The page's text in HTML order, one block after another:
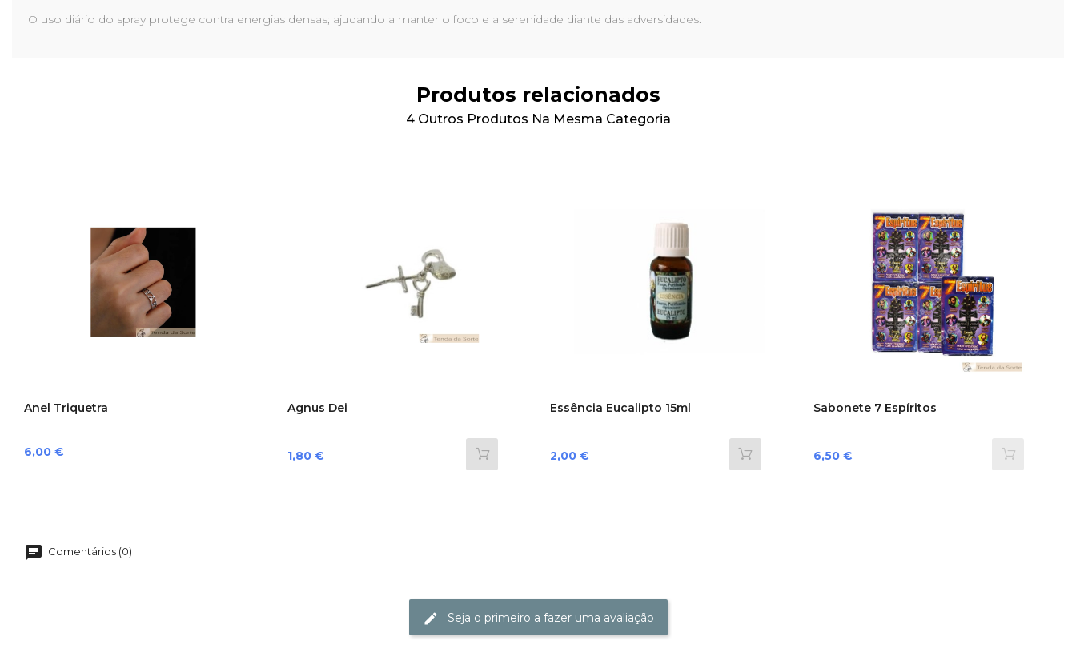
O uso diário do spray protege contra energias densas; ajudando a manter o foco e a serenidade diante das adversidades.
Produtos relacionados
4 Outros Produtos Na Mesma Categoria
Anel Triquetra
Preço
6,00 €
Agnus Dei
Preço
1,80 €
Essência Eucalipto 15ml
Preço
2,00 €
Sabonete 7 Espíritos
Preço
6,50 €
Comentários (0)
Seja o primeiro a fazer uma avaliação